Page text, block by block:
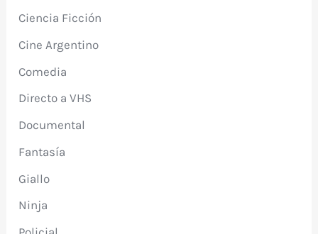
Ciencia Ficción
Cine Argentino
Comedia
Directo a VHS
Documental
Fantasía
Giallo
Ninja